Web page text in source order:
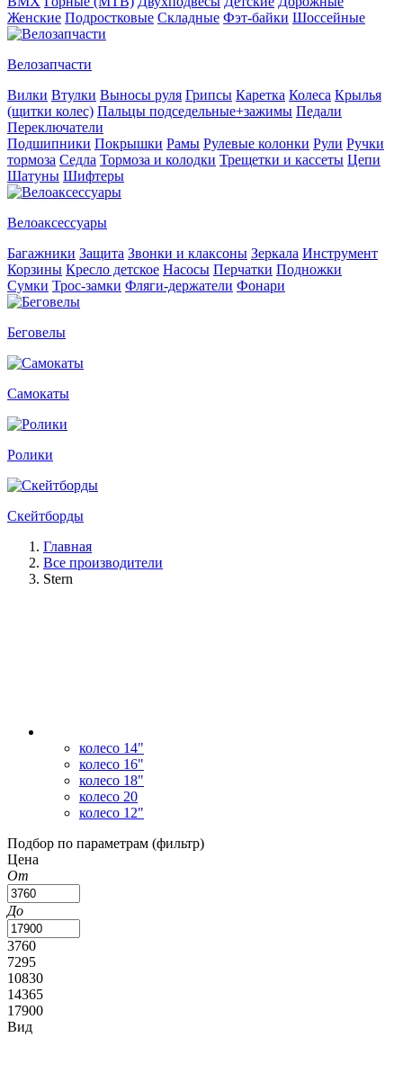
Женские Подростковые Складные Фэт-байки Шоссейные
Велозапчасти
Вилки Втулки Выносы руля Грипсы Каретка Колеса Крылья
(щитки колес) Пальцы подседельные+зажимы Педали
Переключатели
Подшипники Покрышки Рамы Рулевые колонки Рули Ручки
тормоза Седла Тормоза и колодки Трещетки и кассеты Цепи
Шатуны Шифтеры
Велоаксессуары
Багажники Защита Звонки и клаксоны Зеркала Инструмент
Корзины Кресло детское Насосы Перчатки Подножки
Сумки Трос-замки Фляги-держатели Фонари
Беговелы
Самокаты
Ролики
Скейтборды
Главная
Все производители
Stern
колесо 14"
колесо 16"
колесо 18"
колесо 20
колесо 12"
Подбор по параметрам (фильтр)
Цена
От
До
3760
7295
10830
14365
17900
Вид